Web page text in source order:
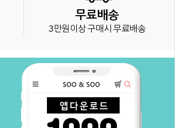
무료배송
3만원이상 구매시 무료배송